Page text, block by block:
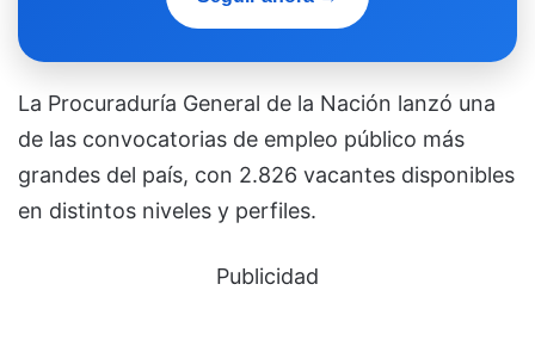
La Procuraduría General de la Nación lanzó una
de las convocatorias de empleo público más
grandes del país, con 2.826 vacantes disponibles
en distintos niveles y perfiles.
Publicidad